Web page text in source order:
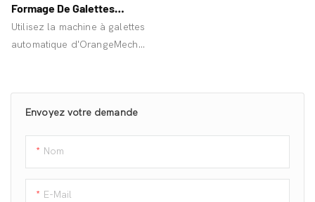
Envoyez votre demande
Nom
E-Mail
Formage De Galettes
Industrielles Pour
Restaurants
Utilisez la machine à galettes
automatique d'OrangeMech
garantissant hygiène, rapidité
et efficacité ! Prix d'usine !